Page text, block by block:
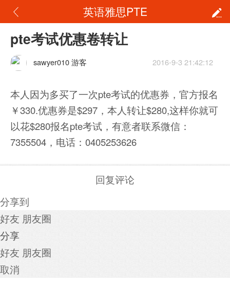
英语雅思PTE
pte考试优惠卷转让
sawyer010 游客 2016-9-3 21:42:12
本人因为多买了一次pte考试的优惠券，官方报名
￥330.优惠券是$297，本人转让$280,这样你就可
以花$280报名pte考试，有意者联系微信：
7355504，电话：0405253626
回复评论
分享到
好友 朋友圈
分享
好友 朋友圈
取消